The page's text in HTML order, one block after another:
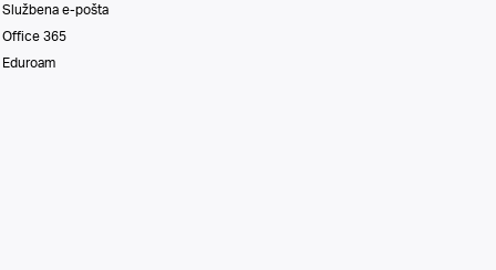
Službena e-pošta
Office 365
Eduroam